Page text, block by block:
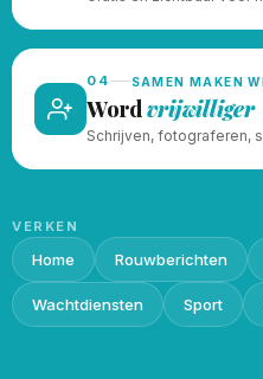
04 SAMEN MAKEN
Wordvrijwilliger
Schrijven, fotograferen,
VERKEN
Home Rouwberichten
Wachtdiensten Sport